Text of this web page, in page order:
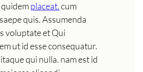
placeat.cum
quis. Assumenda
voluptate et Qui
ut id esse consequatur.
qui nulla. nam est id